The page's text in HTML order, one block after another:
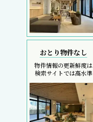
おとり物件なし
物件情報の更新鮮度は
検索サイトでは高水準